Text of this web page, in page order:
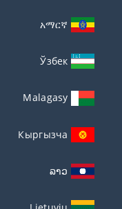
አማርኛ
Ўзбек
Malagasy
Кыргызча
ລາວ